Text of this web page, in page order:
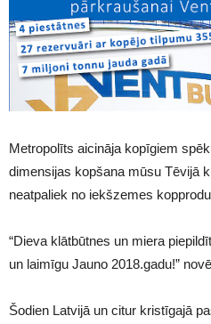
Metropolīts aicināja kopīgiem
dimensijas kopšana mūsu Tēvijā
neatpaliek no iekšzemes
“Dieva klātbūtnes un miera
un laimīgu Jauno 2018.gadu!”
Šodien Latvijā un citur kristīgajā